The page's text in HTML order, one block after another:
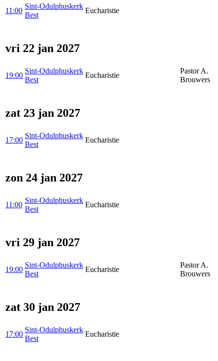
11:00
Sint-Odulphuskerk
Best
Eucharistie
vri 22 jan 2027
19:00
Sint-Odulphuskerk
Best
Eucharistie
Pastor A.
Brouwers
zat 23 jan 2027
17:00
Sint-Odulphuskerk
Best
Eucharistie
zon 24 jan 2027
11:00
Sint-Odulphuskerk
Best
Eucharistie
vri 29 jan 2027
19:00
Sint-Odulphuskerk
Best
Eucharistie
Pastor A.
Brouwers
zat 30 jan 2027
17:00
Sint-Odulphuskerk
Best
Eucharistie